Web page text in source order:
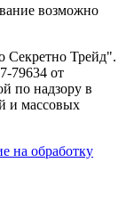
возможно
Трейд".
79634 от
по надзору в
и массовых
на обработку